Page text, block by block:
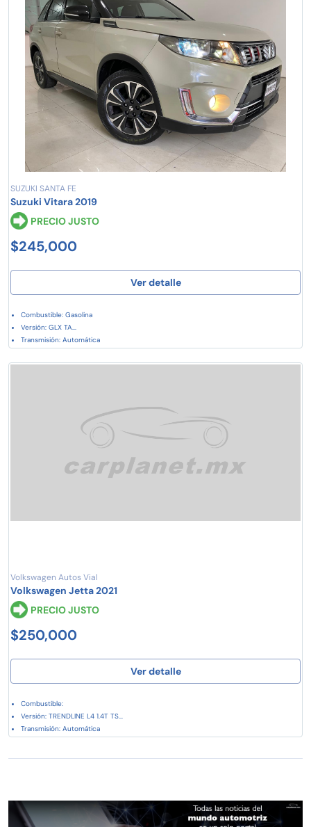
SUZUKI SANTA FE
Suzuki Vitara 2019
PRECIO JUSTO
$245,000
Ver detalle
Combustible: Gasolina
Versión: GLX TA...
Transmisión: Automática
Volkswagen Autos Vial
Volkswagen Jetta 2021
PRECIO JUSTO
$250,000
Ver detalle
Combustible:
Versión: TRENDLINE L4 1.4T TS...
Transmisión: Automática